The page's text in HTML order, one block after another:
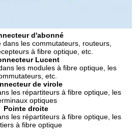
d'abonné
les commutateurs, routeurs,
à fibre optique, etc.
Lucent
les modules à fibre optique, les
etc.
de virole
les répartiteurs à fibre optique, les
optiques
Pointe droite
les répartiteurs à fibre optique, les
à fibre optique